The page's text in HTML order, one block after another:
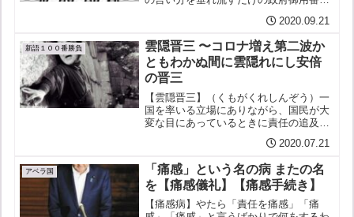
と。【用例】先月２日の菅官房長官（当
時）に続いて、今度は成立したばかりの
菅・新政権の立場を閣僚...
2020.09.21
新語１００番勝負
雲隠晋三 〜コロナ増え第二波か
ともわかぬ間に雲隠れにし安倍
の晋三
【雲隠晋三】（くもがくれしんぞう）一
国を率いる立場にありながら、国民が大
変な目にあっているときに責任の追及を
い、真田十勇士の一人・霧隠才蔵とは似
ても似つかぬ無能にして卑怯なる男。
【用例】安倍よ、雲隠晋三か...
2020.07.21
アベラ国
「痛感」という名の病 またの名
を【痛感儀礼】【痛感手続き】
【痛感病】やたら「責任を痛感」「痛